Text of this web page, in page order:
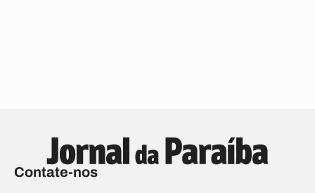
Contate-nos